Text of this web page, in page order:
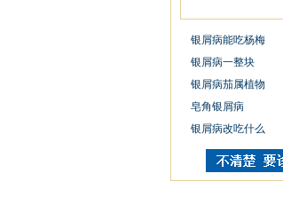
银屑病能吃杨梅
银屑病一整块
银屑病茄属植物
皂角银屑病
银屑病改吃什么